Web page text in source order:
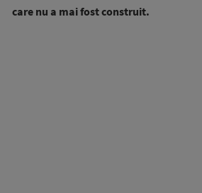
care nu a mai fost construit.